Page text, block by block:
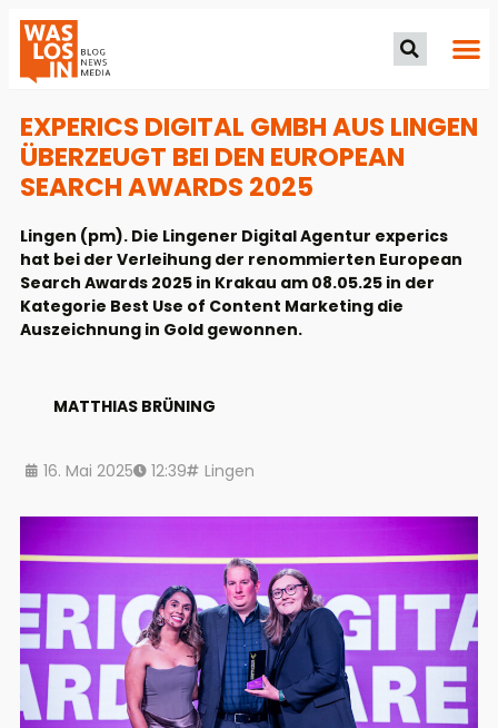
EXPERICS DIGITAL GMBH AUS LINGEN
ÜBERZEUGT BEI DEN EUROPEAN
SEARCH AWARDS 2025
Lingen (pm). Die Lingener Digital Agentur experics
hat bei der Verleihung der renommierten European
Search Awards 2025 in Krakau am 08.05.25 in der
Kategorie Best Use of Content Marketing die
Auszeichnung in Gold gewonnen.
MATTHIAS BRÜNING
16. Mai 2025 12:39 Lingen